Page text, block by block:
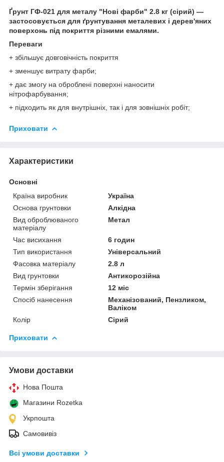
Ґрунт ГФ-021 для металу "Нові фарби" 2.8 кг (сірий) —
застосовується для ґрунтування металевих і дерев'яних
поверхонь під покриття різними емалями.
Переваги
+ збільшує довговічність покриття
+ зменшує витрату фарби;
+ дає змогу на оброблені поверхні наносити
нітрофарбування;
+ підходить як для внутрішніх, так і для зовнішніх робіт;
Приховати
Характеристики
Основні
Країна виробник
Україна
Основа грунтовки
Алкідна
Вид оброблюваного
матеріалу
Метал
Час висихання
6 годин
Тип використання
Універсальний
Фасовка матеріалу
2.8 л
Вид грунтовки
Антикорозійна
Термін зберігання
12 міс
Спосіб нанесення
Механізований, Пензликом,
Валіком
Колір
Сірий
Приховати
Умови доставки
Нова Пошта
Магазини Rozetka
Укрпошта
Самовивіз
Всі умови доставки